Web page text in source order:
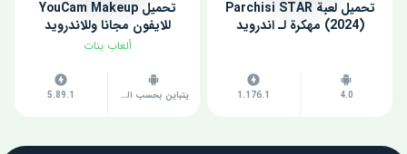
تحميل لعبة Parchisi STAR
(2024) مهكرة لـ اندرويد
4.0
1.176.1
تحميل YouCam Makeup
للايفون مجانا وللاندرويد
ألعاب بنات
يتباين بحسب الجهاز 5.89.1